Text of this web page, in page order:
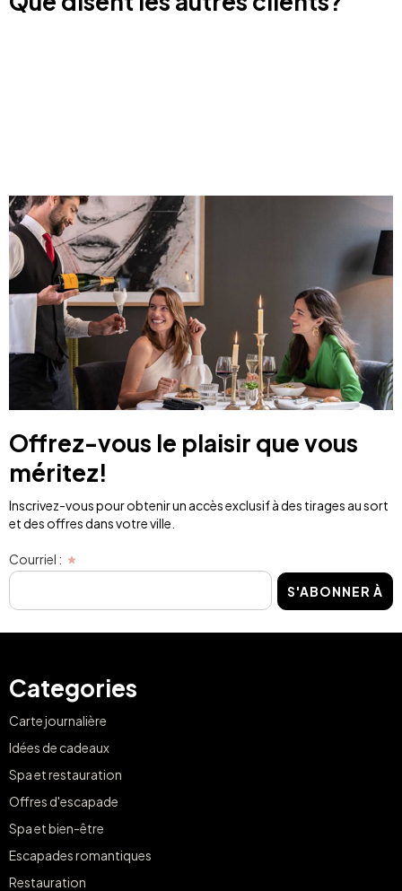
Offrez-vous le plaisir que vous
méritez!
Inscrivez-vous pour obtenir un accès exclusif à des tirages au sort
et des offres dans votre ville.
Courriel :
S'ABONNER À
Categories
Carte journalière
Idées de cadeaux
Spa et restauration
Offres d'escapade
Spa et bien-être
Escapades romantiques
Restauration